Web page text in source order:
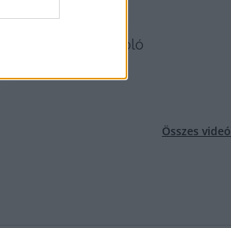
az erről szóló
Összes videó